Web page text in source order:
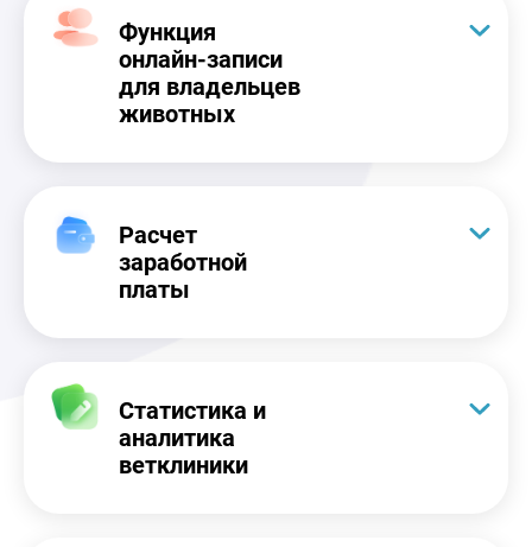
Функция
онлайн-записи
для владельцев
животных
Расчет
заработной
платы
Статистика и
аналитика
ветклиники